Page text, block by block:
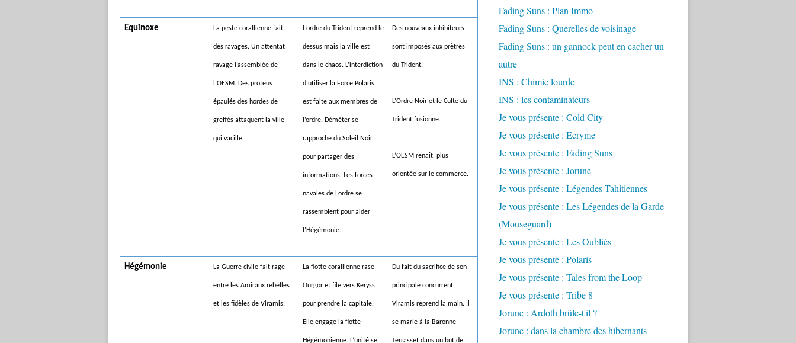
Equinoxe La peste corallienne fait
des ravages. Un attentat
ravage l’assemblée de
l’OESM. Des proteus
épaulés des hordes de
greffés attaquent la ville
qui vacille.
L’ordre du Trident reprend le
dessus mais la ville est
dans le chaos. L’interdiction
d’utiliser la Force Polaris
est faite aux membres de
l’ordre. Déméter se
rapproche du Soleil Noir
pour partager des
informations. Les forces
navales de l’ordre se
rassemblent pour aider
l’Hégémonie.
Des nouveaux inhibiteurs
sont imposés aux prêtres
du Trident.
L’Ordre Noir et le Culte du
Trident fusionne.
L’OESM renaît, plus
orientée sur le commerce.
Hégémonie La Guerre civile fait rage
entre les Amiraux rebelles
et les fidèles de Viramis.
La flotte corallienne rase
Ourgor et file vers Keryss
pour prendre la capitale.
Elle engage la flotte
Hégémonienne. L’unité se
Du fait du sacrifice de son
principale concurrent,
Viramis reprend la main. Il
se marie à la Baronne
Terrasset dans un but de
Fading Suns : Plan Immo
Fading Suns : Querelles de voisinage
Fading Suns : un gannock peut en cacher un
autre
INS : Chimie lourde
INS : les contaminateurs
Je vous présente : Cold City
Je vous présente : Ecryme
Je vous présente : Fading Suns
Je vous présente : Jorune
Je vous présente : Légendes Tahitiennes
Je vous présente : Les Légendes de la Garde
(Mouseguard)
Je vous présente : Les Oubliés
Je vous présente : Polaris
Je vous présente : Tales from the Loop
Je vous présente : Tribe 8
Jorune : Ardoth brûle-t'il ?
Jorune : dans la chambre des hibernants